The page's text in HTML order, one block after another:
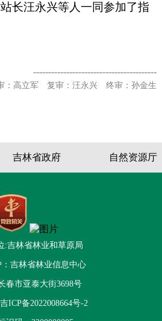
长汪永兴等人一同参加了指
-----------------------------------------
：高立军 复审：汪永兴 终审：孙金生
吉林省政府 自然资源厅
:吉林省林业和草原局
吉林省林业信息中心
春市亚泰大街3698号
吉ICP备2022008664号-2